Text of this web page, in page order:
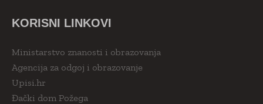
KORISNI LINKOVI
Ministarstvo znanosti i obrazovanja
Agencija za odgoj i obrazovanje
Upisi.hr
Đački dom Požega